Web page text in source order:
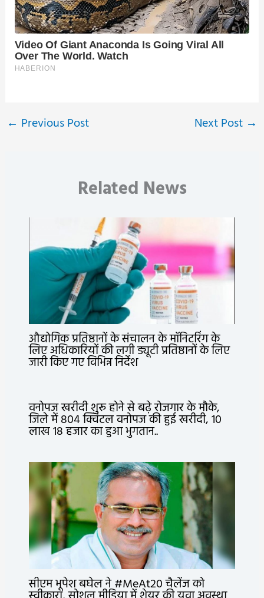
← Previous Post Next Post →
Related News
औद्योगिक प्रतिष्ठानों के संचालन के मॉनिटरिंग के
लिए अधिकारियों की लगी ड्यूटी प्रतिष्ठानों के लिए
जारी किए गए विभिन्न निर्देश
वनोपज खरीदी शुरू होने से बढ़े रोजगार के मौके,
जिले में 804 क्विंटल वनोपज की हुई खरीदी, 10
लाख 18 हजार का हुआ भुगतान..
सीएम भूपेश बघेल ने #MeAt20 चैलेंज को